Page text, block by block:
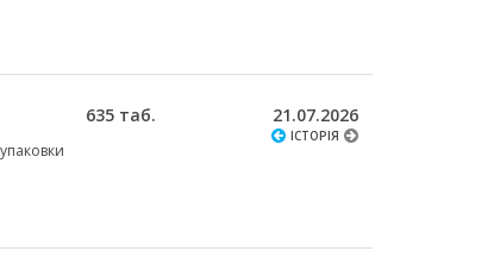
635 таб. 21.07.2026
ІСТОРІЯ